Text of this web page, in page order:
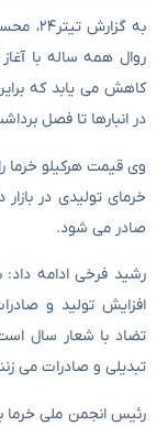
به
روال همه ساله با
در انبارها تا فصل
صادر می شود.
رشید فرخی ادامه
افزایش تولید و
تضاد با شعار سال
تبدیلی و صادرات می
رئیس انجمن ملی خرما